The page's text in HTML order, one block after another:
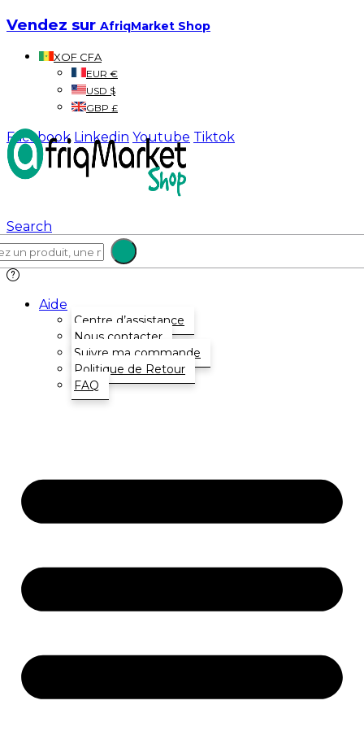
Vendez sur AfriqMarket Shop
XOF CFA
EUR €
USD $
GBP £
Facebook Linkedin Youtube Tiktok
Search
Aide
Centre d’assistance
Nous contacter
Suivre ma commande
Politique de Retour
FAQ